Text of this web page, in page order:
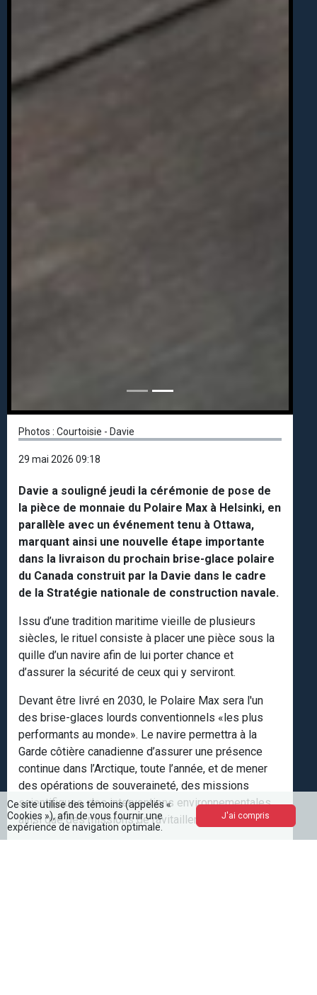
Photos : Courtoisie - Davie
29 mai 2026 09:18
Davie a souligné jeudi la cérémonie de pose de
la pièce de monnaie du Polaire Max à Helsinki, en
parallèle avec un événement tenu à Ottawa,
marquant ainsi une nouvelle étape importante
dans la livraison du prochain brise-glace polaire
du Canada construit par la Davie dans le cadre
de la Stratégie nationale de construction navale.
Issu d’une tradition maritime vieille de plusieurs
siècles, le rituel consiste à placer une pièce sous la
quille d’un navire afin de lui porter chance et
d’assurer la sécurité de ceux qui y serviront.
Devant être livré en 2030, le Polaire Max sera l'un
des brise-glaces lourds conventionnels «les plus
performants au monde». Le navire permettra à la
Garde côtière canadienne d’assurer une présence
continue dans l’Arctique, toute l’année, et de mener
des opérations de souveraineté, des missions
scientifiques, des interventions environnementales
ainsi que des missions de ravitaillement.
Ce site utilise des témoins (appelés «
Cookies »), afin de vous fournir une
expérience de navigation optimale.
J'ai compris